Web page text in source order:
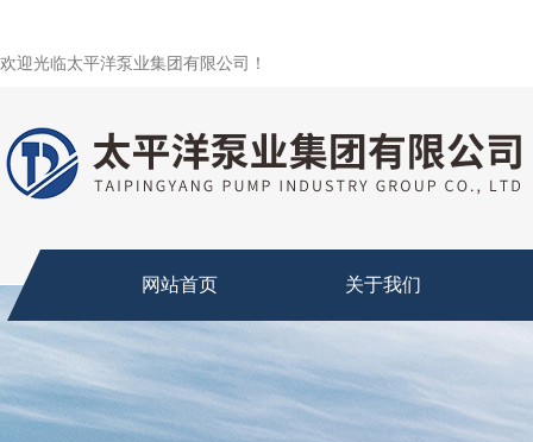
欢迎光临太平洋泵业集团有限公司！
网站首页 关于我们